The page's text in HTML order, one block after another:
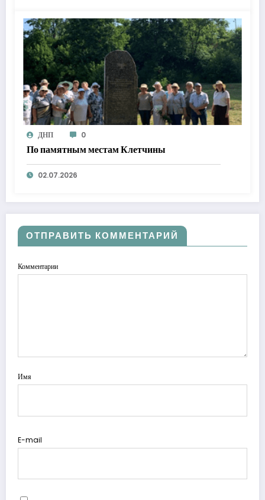
ДНП 0
По памятным местам Клетчины
02.07.2026
ОТПРАВИТЬ КОММЕНТАРИЙ
Комментарии
Имя
E-mail